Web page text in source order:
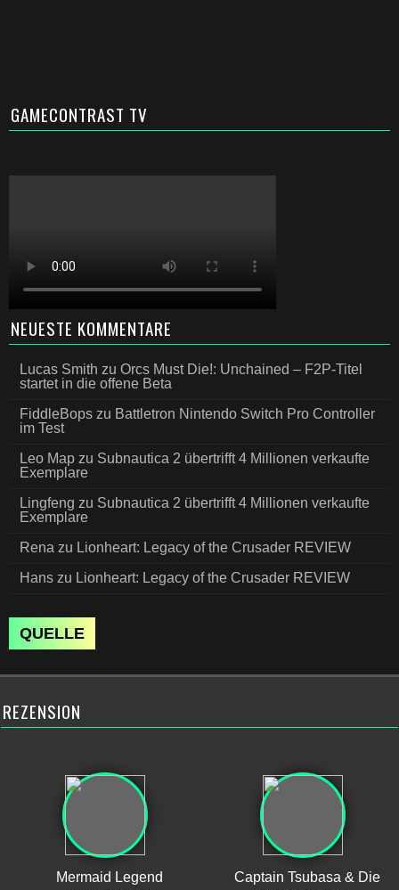
GAMECONTRAST TV
NEUESTE KOMMENTARE
Lucas Smith zu Orcs Must Die!: Unchained – F2P-Titel
startet in die offene Beta
FiddleBops zu Battletron Nintendo Switch Pro Controller
im Test
Leo Map zu Subnautica 2 übertrifft 4 Millionen verkaufte
Exemplare
Lingfeng zu Subnautica 2 übertrifft 4 Millionen verkaufte
Exemplare
Rena zu Lionheart: Legacy of the Crusader REVIEW
Hans zu Lionheart: Legacy of the Crusader REVIEW
QUELLE
REZENSION
Mermaid Legend
Captain Tsubasa & Die